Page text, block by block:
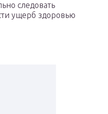
следовать
ущерб здоровью